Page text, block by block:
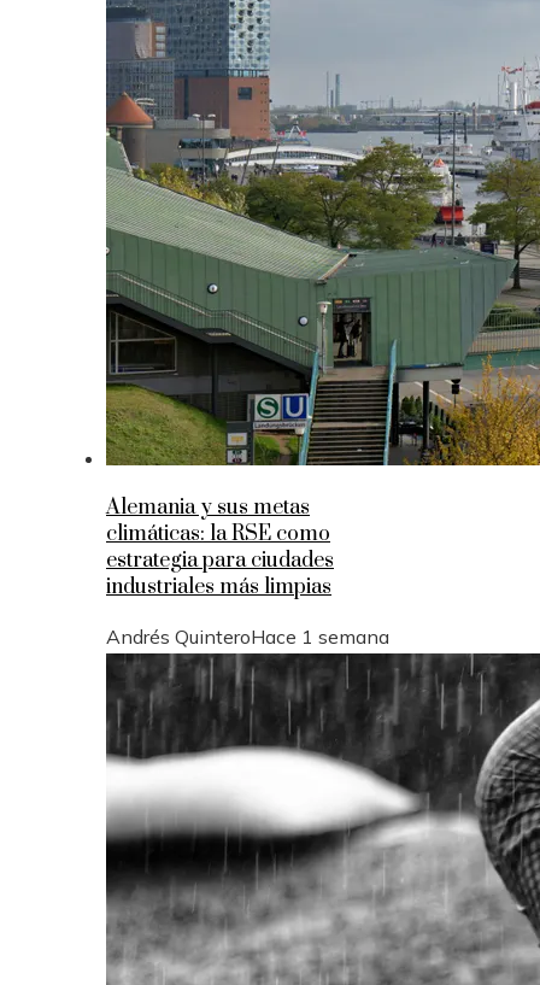
Alemania y sus metas
climáticas: la RSE como
estrategia para ciudades
industriales más limpias
Andrés QuinteroHace 1 semana